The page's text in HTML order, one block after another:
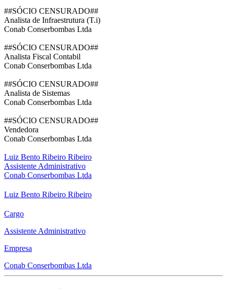
##SÓCIO CENSURADO##
Analista de Infraestrutura (T.i)
Conab Conserbombas Ltda
##SÓCIO CENSURADO##
Analista Fiscal Contabil
Conab Conserbombas Ltda
##SÓCIO CENSURADO##
Analista de Sistemas
Conab Conserbombas Ltda
##SÓCIO CENSURADO##
Vendedora
Conab Conserbombas Ltda
Luiz Bento Ribeiro Ribeiro
Assistente Administrativo
Conab Conserbombas Ltda
Luiz Bento Ribeiro Ribeiro
Cargo
Assistente Administrativo
Empresa
Conab Conserbombas Ltda